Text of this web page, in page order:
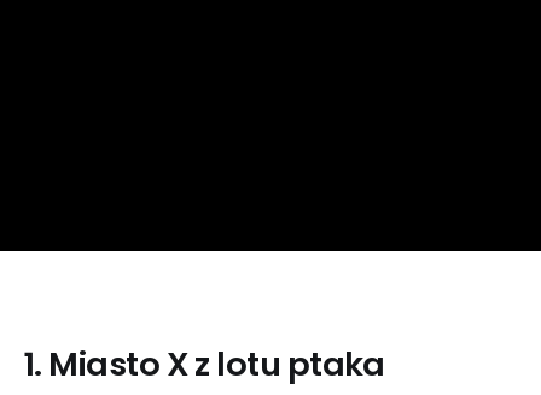
1. Miasto X z lotu ptaka